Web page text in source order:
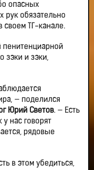
опасных
рук обязательно
своем ТГ-канале.
пенитенциарной
зэки и зэки,
— поделился
Юрий Светов. — Есть
нас говорят
рядовые
в этом убедиться,